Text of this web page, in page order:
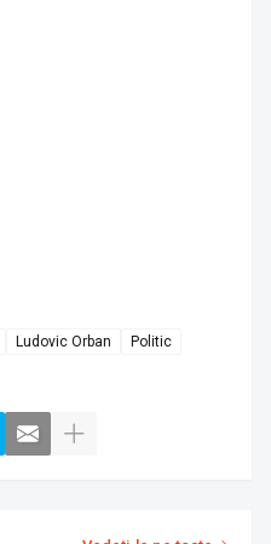
Ludovic Orban
Politic